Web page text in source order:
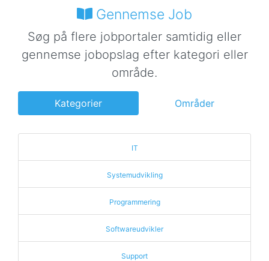
Gennemse Job
Søg på flere jobportaler samtidig eller
gennemse jobopslag efter kategori eller
område.
Kategorier Områder
IT
Systemudvikling
Programmering
Softwareudvikler
Support